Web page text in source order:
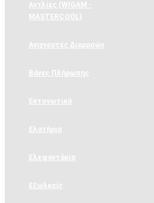
Αντλίες (WIGAM -
MASTERCOOL)
Ανιχνευτές Διαρροών
Βάνες Πλήρωσης
Εκτονωτικά
Ελατήρια
Ελεφαντάκια
Εξωλκείς